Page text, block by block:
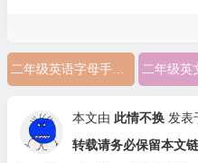
二年级英语字母手抄报简单的手抄报
本文由 此情不换发表
转载请务必保留本文链